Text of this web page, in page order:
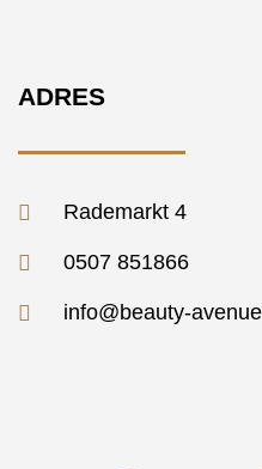
ADRES
Rademarkt 4
0507 851866
info@beauty-